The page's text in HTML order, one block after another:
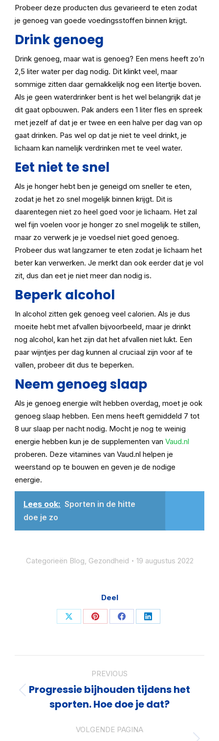
Probeer deze producten dus gevarieerd te eten zodat
je genoeg van goede voedingsstoffen binnen krijgt.
Drink genoeg
Drink genoeg, maar wat is genoeg? Een mens heeft zo’n
2,5 liter water per dag nodig. Dit klinkt veel, maar
sommige zitten daar gemakkelijk nog een litertje boven.
Als je geen waterdrinker bent is het wel belangrijk dat je
dit gaat opbouwen. Pak anders een 1 liter fles en spreek
met jezelf af dat je er twee en een halve per dag van op
gaat drinken. Pas wel op dat je niet te veel drinkt, je
lichaam kan namelijk verdrinken met te veel water.
Eet niet te snel
Als je honger hebt ben je geneigd om sneller te eten,
zodat je het zo snel mogelijk binnen krijgt. Dit is
daarentegen niet zo heel goed voor je lichaam. Het zal
wel fijn voelen voor je honger zo snel mogelijk te stillen,
maar zo verwerk je je voedsel niet goed genoeg.
Probeer dus wat langzamer te eten zodat je lichaam het
beter kan verwerken. Je merkt dan ook eerder dat je vol
zit, dus dan eet je niet meer dan nodig is.
Beperk alcohol
In alcohol zitten gek genoeg veel calorien. Als je dus
moeite hebt met afvallen bijvoorbeeld, maar je drinkt
nog alcohol, kan het zijn dat het afvallen niet lukt. Een
paar wijntjes per dag kunnen al cruciaal zijn voor af te
vallen, probeer dit dus te beperken.
Neem genoeg slaap
Als je genoeg energie wilt hebben overdag, moet je ook
genoeg slaap hebben. Een mens heeft gemiddeld 7 tot
8 uur slaap per nacht nodig. Mocht je nog te weinig
energie hebben kun je de supplementen van Vaud.nl
proberen. Deze vitamines van Vaud.nl helpen je
weerstand op te bouwen en geven je de nodige
energie.
Lees ook: Sporten in de hitte
doe je zo
Categorieën Blog, Gezondheid 19 augustus 2022
Deel
Share Share Share Share
PREVIOUS
Previous
post:
Progressie bijhouden tijdens het
sporten. Hoe doe je dat?
VOLGENDE PAGINA